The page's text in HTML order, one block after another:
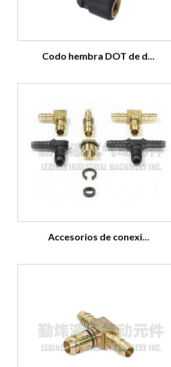
Codo hembra DOT de d...
Accesorios de conexi...